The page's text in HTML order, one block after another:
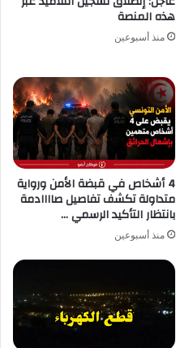
هذه المنصة
منذ أسبوعين
4 أشخاص في قبضة الأمن ورواية
متداولة تكشف تفاصيل صاااادمة
بانتظار التأكيد الرسمي …
منذ أسبوعين